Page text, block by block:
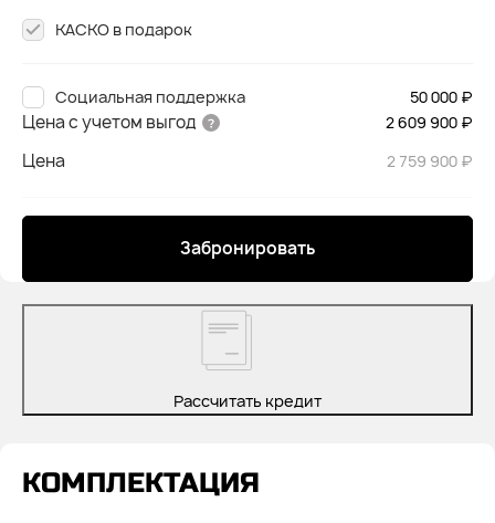
КАСКО в подарок
50 000 ₽
Социальная поддержка
Цена с учетом выгод 2 609 900 ₽
Цена 2 759 900 ₽
Забронировать
Рассчитать кредит
КОМПЛЕКТАЦИЯ